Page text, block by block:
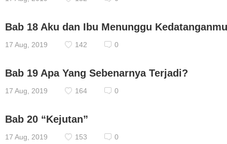
Bab 18 Aku dan Ibu Menunggu Kedatanganmu
17 Aug, 2019 142 0
Bab 19 Apa Yang Sebenarnya Terjadi?
17 Aug, 2019 164 0
Bab 20 “Kejutan”
17 Aug, 2019 153 0